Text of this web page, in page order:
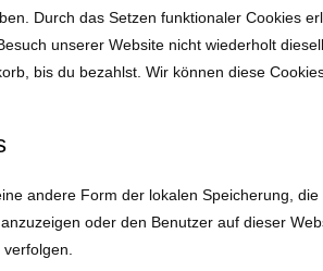
Durch das Setzen funktionaler Cookies
unserer Website nicht wiederholt
bis du bezahlst. Wir können diese
andere Form der lokalen Speicherung,
oder den Benutzer auf dieser